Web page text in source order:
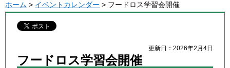
ホーム > イベントカレンダー > フードロス学習会開催
更新日：2026年2月4日
フードロス学習会開催